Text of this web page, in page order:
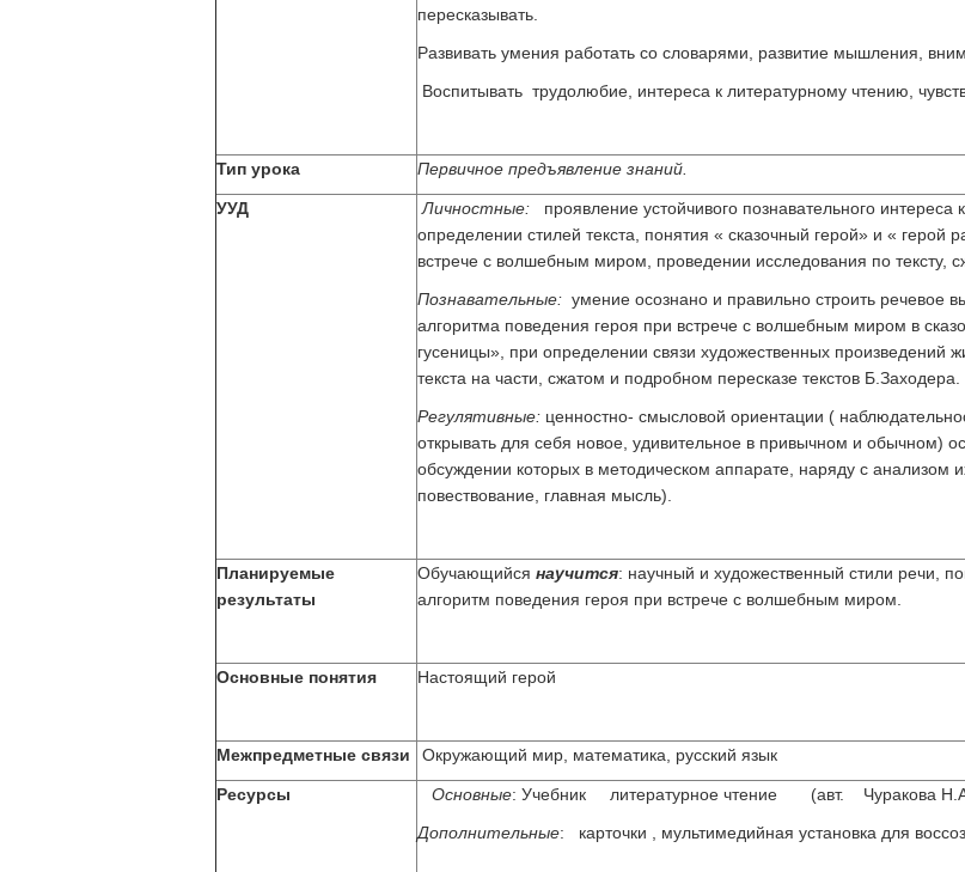
пересказывать.
Развивать умения работать со словарями, развитие мышления,
Воспитывать трудолюбие, интереса к литературному чтению,
Тип урока Первичное предъявление знаний.
УУД Личностные:
проявление устойчивого познавательного
определении стилей текста, понятия « сказочный герой» и « герой
встрече с волшебным миром, проведении исследования по тексту,
Познавательные: умение осознано и правильно строить речевое
алгоритма поведения героя при встрече с волшебным миром в
гусеницы», при определении связи художественных произведений
текста на части, сжатом и подробном пересказе текстов Б.Заходера.
Регулятивные: ценностно- смысловой ориентации (
открывать для себя новое, удивительное в привычном и обычном)
обсуждении которых в методическом аппарате, наряду с анализом
повествование, главная мысль).
Планируемые
результаты
Обучающийся научится: научный и художественный стили речи,
алгоритм поведения героя при встрече с волшебным миром.
Основные понятия Настоящий герой
Межпредметные связи Окружающий мир, математика, русский язык
Ресурсы Основные: Учебник литературное чтение (авт. Чуракова
Дополнительные: карточки , мультимедийная установка для